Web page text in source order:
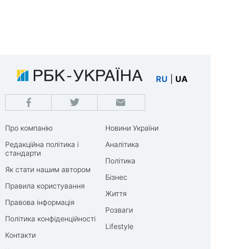
RU UA
Про компанію
Редакційна політика і
стандарти
Як стати нашим автором
Правила користування
Правова інформація
Політика конфіденційності
Контакти
Новини України
Аналітика
Політика
Бізнес
Життя
Розваги
Lifestyle